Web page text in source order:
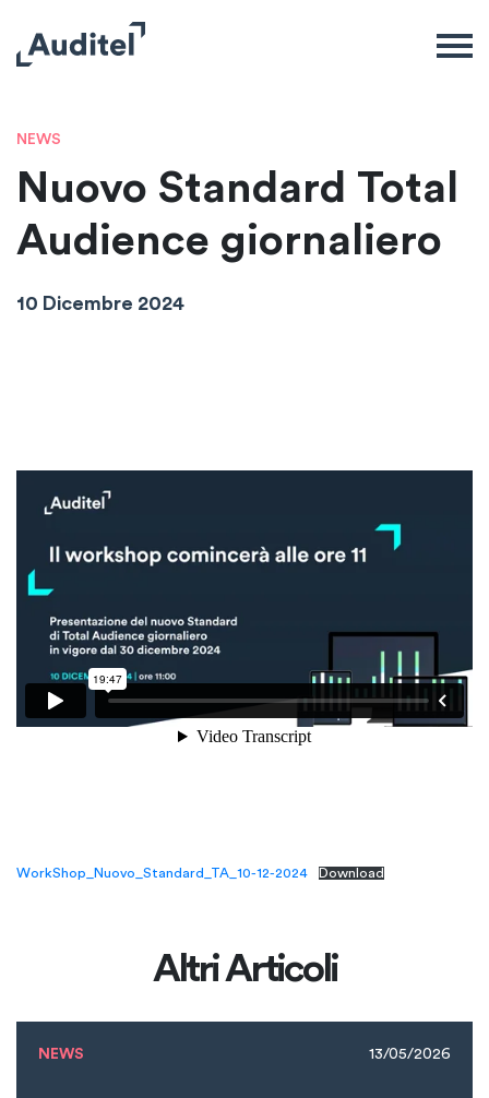
NEWS
Nuovo Standard Total
Audience giornaliero
10 Dicembre 2024
WorkShop_Nuovo_Standard_TA_10-12-2024 Download
Altri Articoli
NEWS 13/05/2026